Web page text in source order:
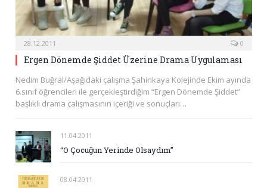
28.12.2011 0
Ergen Dönemde Şiddet Üzerine Drama Uygulaması
Nedim Buğral/Aşağıdaki çalışma Şahinkaya Kolejinde Ekim ayında
6.sınıf öğrencileri ile gerçekleştirdiğim “Ergen Dönemde Şiddet”
başlıklı drama çalışmasının içeriği ve sonuçları…
11.04.2011
“O Çocuğun Yerinde Olsaydım”
08.04.2011